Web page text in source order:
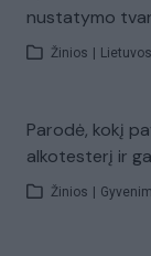
nustatymo
Žinios
Parodė, kokį
alkotesterį ir
Žinios